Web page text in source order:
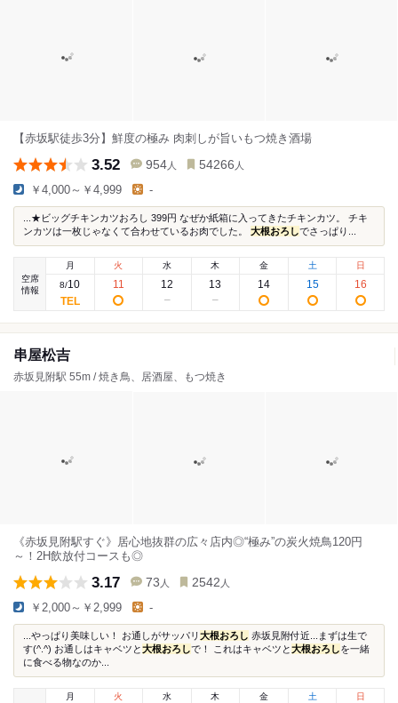
【赤坂駅徒歩3分】鮮度の極み 肉刺しが旨いもつ焼き酒場
3.52 954 人 54266 人
￥4,000～￥4,999 -
...★ビッグチキンカツおろし 399円 なぜか紙箱に入ってきたチキンカツ。 チキ
ンカツは一枚じゃなくて合わせているお肉でした。 大根おろしでさっぱり...
空席
情報
月
8/10
火
11
水
12
木
13
金
14
土
15
日
16
串屋松吉
赤坂見附駅 55m / 焼き鳥、居酒屋、もつ焼き
《赤坂見附駅すぐ》居心地抜群の広々店内◎“極み”の炭火焼鳥120円
～！2H飲放付コースも◎
3.17 73 人 2542 人
￥2,000～￥2,999 -
...やっぱり美味しい！ お通しがサッパリ 大根おろし 赤坂見附付近...まずは生で
す(^.^) お通しはキャベツと大根おろしで！ これはキャベツと大根おろしを一緒
に食べる物なのか...
月
火 水 木 金 土 日